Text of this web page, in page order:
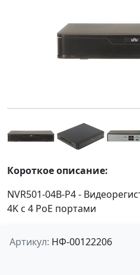
Короткое описание:
NVR501-04B-P4 -
4K с 4 PoE портами
Артикул: НФ-00122206